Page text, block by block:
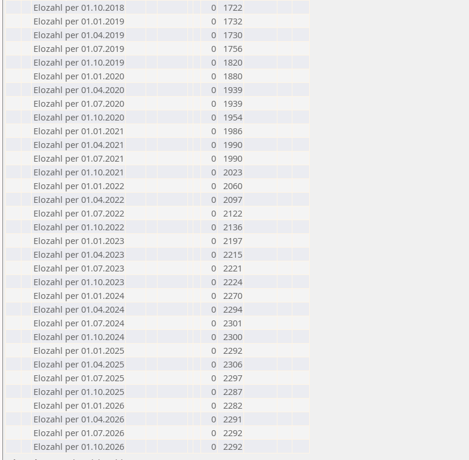
Elozahl per 01.10.2018
0
1722
Elozahl per 01.01.2019
0
1732
Elozahl per 01.04.2019
0
1730
Elozahl per 01.07.2019
0
1756
Elozahl per 01.10.2019
0
1820
Elozahl per 01.01.2020
0
1880
Elozahl per 01.04.2020
0
1939
Elozahl per 01.07.2020
0
1939
Elozahl per 01.10.2020
0
1954
Elozahl per 01.01.2021
0
1986
Elozahl per 01.04.2021
0
1990
Elozahl per 01.07.2021
0
1990
Elozahl per 01.10.2021
0 2023
Elozahl per 01.01.2022
0 2060
Elozahl per 01.04.2022
0 2097
Elozahl per 01.07.2022
0 2122
Elozahl per 01.10.2022
0 2136
Elozahl per 01.01.2023
0 2197
Elozahl per 01.04.2023
0 2215
Elozahl per 01.07.2023
0 2221
Elozahl per 01.10.2023
0 2224
Elozahl per 01.01.2024
0 2270
Elozahl per 01.04.2024
0 2294
Elozahl per 01.07.2024
0 2301
Elozahl per 01.10.2024
0 2300
Elozahl per 01.01.2025
0 2292
Elozahl per 01.04.2025
0 2306
Elozahl per 01.07.2025
0 2297
Elozahl per 01.10.2025
0 2287
Elozahl per 01.01.2026
0 2282
Elozahl per 01.04.2026
0 2291
Elozahl per 01.07.2026
0 2292
Elozahl per 01.10.2026
0 2292